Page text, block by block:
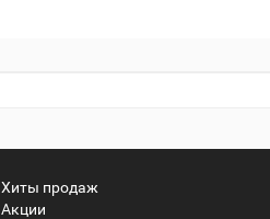
Хиты продаж
Акции